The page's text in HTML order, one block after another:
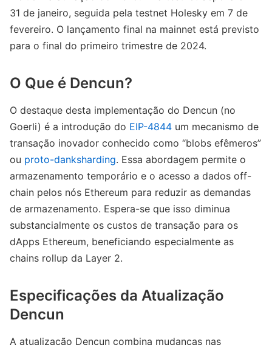
31 de janeiro, seguida pela testnet Holesky em 7 de
fevereiro. O lançamento final na mainnet está previsto
para o final do primeiro trimestre de 2024.
O Que é Dencun?
O destaque desta implementação do Dencun (no
Goerli) é a introdução do EIP-4844 um mecanismo de
transação inovador conhecido como “blobs efêmeros”
ou proto-danksharding. Essa abordagem permite o
armazenamento temporário e o acesso a dados off-
chain pelos nós Ethereum para reduzir as demandas
de armazenamento. Espera-se que isso diminua
substancialmente os custos de transação para os
dApps Ethereum, beneficiando especialmente as
chains rollup da Layer 2.
Especificações da Atualização
Dencun
A atualização Dencun combina mudanças nas